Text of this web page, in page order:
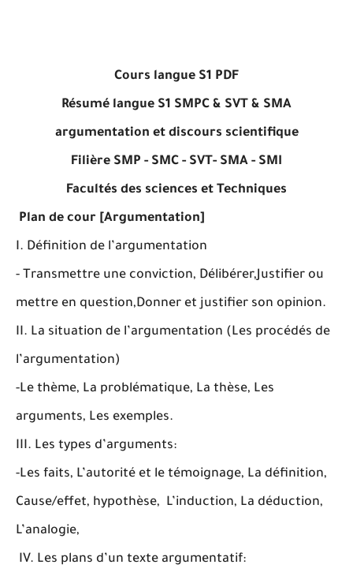
Cours langue S1 PDF
Résumé langue S1 SMPC & SVT & SMA
argumentation et discours scientifique
Filière SMP - SMC - SVT- SMA - SMI
Facultés des sciences et Techniques
Plan de cour [Argumentation]
I. Définition de l’argumentation
- Transmettre une conviction, Délibérer,Justifier ou
mettre en question,Donner et justifier son opinion.
II. La situation de l’argumentation (Les procédés de
l’argumentation)
-Le thème, La problématique, La thèse, Les
arguments, Les exemples.
III. Les types d’arguments:
-Les faits, L’autorité et le témoignage, La définition,
Cause/effet, hypothèse, L’induction, La déduction,
L’analogie,
IV. Les plans d’un texte argumentatif: